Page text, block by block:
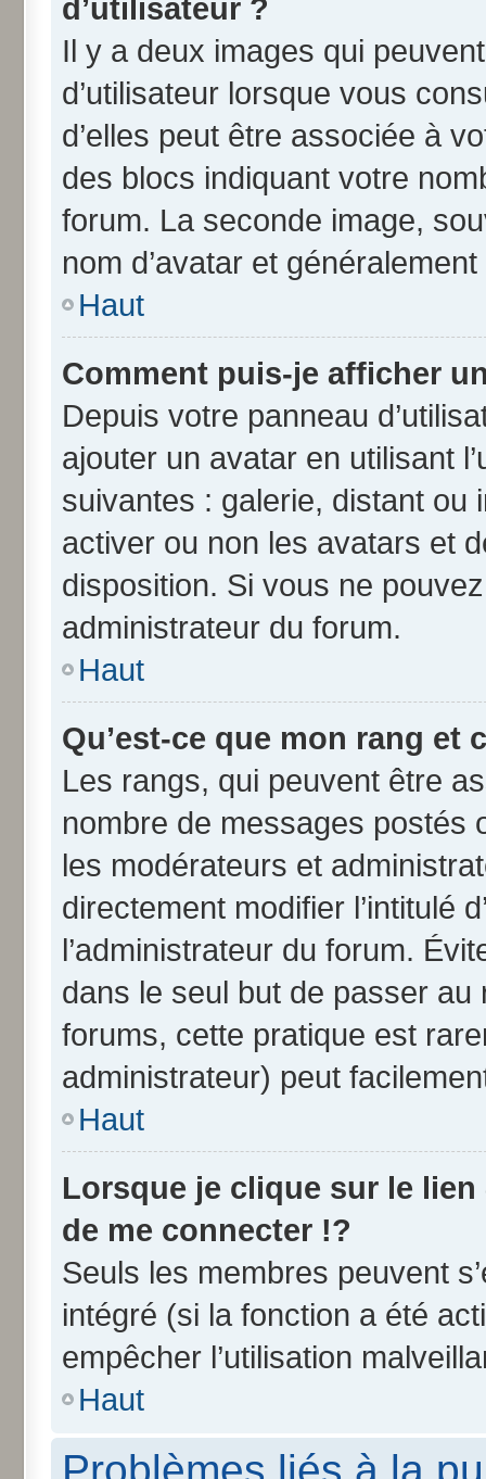
d’utilisateur ?
Il y a deux images qui
d’utilisateur lorsque vous
d’elles peut être associée à
des blocs indiquant votre
forum. La seconde image,
nom d’avatar et
Haut
Comment puis-je afficher
Depuis votre panneau
ajouter un avatar en utilisant
suivantes : galerie, distant ou
activer ou non les avatars et
disposition. Si vous ne
administrateur du forum.
Haut
Qu’est-ce que mon rang et
Les rangs, qui peuvent être
nombre de messages postés
les modérateurs et
directement modifier l’intitulé
l’administrateur du forum.
dans le seul but de passer
forums, cette pratique est
administrateur) peut
Haut
Lorsque je clique sur le lien
de me connecter !?
Seuls les membres peuvent
intégré (si la fonction a été
empêcher l’utilisation
Haut
Problèmes liés à la